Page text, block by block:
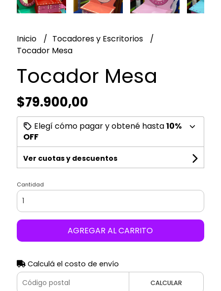
Inicio
Tocadores y Escritorios
Tocador Mesa
Tocador Mesa
$79.900,00
Elegí cómo pagar y obtené hasta10%
OFF
Ver cuotas y descuentos
Cantidad
AGREGAR AL CARRITO
Calculá el costo de envío
CALCULAR